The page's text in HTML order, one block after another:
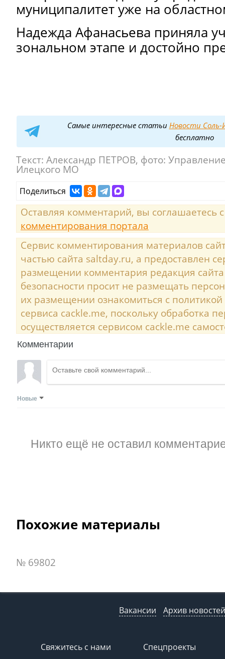
муниципалитет уже на
Надежда Афанасьева приняла
зональном этапе и достойно
Самые интересные статьи Новости Соль-
бесплатно
Текст: Александр ПЕТРОВ, фото:
Илецкого МО
Поделиться
Оставляя комментарий, вы соглашаетесь
комментирования портала
Сервис комментирования материалов
частью сайта saltday.ru, а предоставлен
размещении комментария редакция
безопасности просит не размещать
их размещении ознакомиться с
сервиса cackle.me, поскольку обработка
осуществляется сервисом cackle.me
Комментарии
Новые
Никто ещё не оставил
Похожие материалы
№ 69802
Вакансии Архив новостей
Свяжитесь с нами Спецпроекты